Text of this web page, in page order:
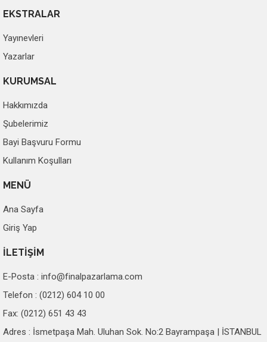
EKSTRALAR
Yayınevleri
Yazarlar
KURUMSAL
Hakkımızda
Şubelerimiz
Bayi Başvuru Formu
Kullanım Koşulları
MENÜ
Ana Sayfa
Giriş Yap
İLETİŞİM
E-Posta : info@finalpazarlama.com
Telefon : (0212) 604 10 00
Fax: (0212) 651 43 43
Adres : İsmetpaşa Mah. Uluhan Sok. No:2 Bayrampaşa | İSTANBUL